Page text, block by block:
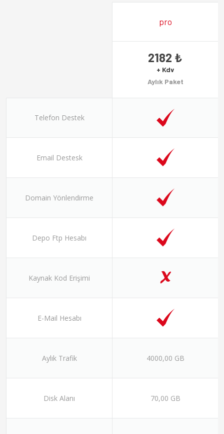
Telefon Destek
Email Destesk
Domain Yönlendirme
Depo Ftp Hesabı
Kaynak Kod Erişimi
E-Mail Hesabı
Aylık Trafik
Disk Alanı
pro
2182 ₺
+ Kdv
Aylık Paket
4000,00 GB
70,00 GB